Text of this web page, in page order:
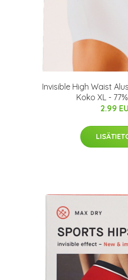
Invisible High Waist
Koko XL -
2.99